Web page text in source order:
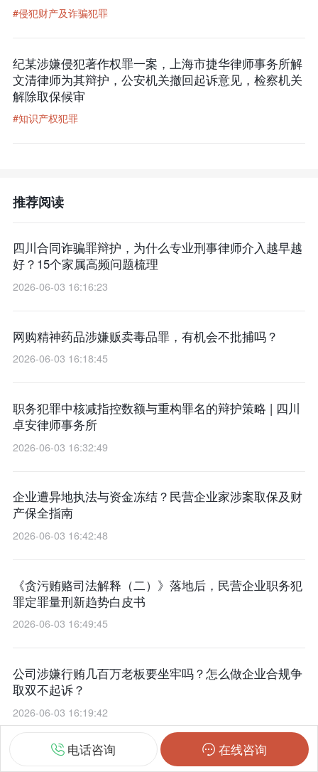
电话咨询 在线咨询
#侵犯财产及诈骗犯罪
纪某涉嫌侵犯著作权罪一案，上海市捷华律师事务所解
文清律师为其辩护，公安机关撤回起诉意见，检察机关
解除取保候审
#知识产权犯罪
推荐阅读
四川合同诈骗罪辩护，为什么专业刑事律师介入越早越
好？15个家属高频问题梳理
2026-06-03 16:16:23
网购精神药品涉嫌贩卖毒品罪，有机会不批捕吗？
2026-06-03 16:18:45
职务犯罪中核减指控数额与重构罪名的辩护策略 | 四川
卓安律师事务所
2026-06-03 16:32:49
企业遭异地执法与资金冻结？民营企业家涉案取保及财
产保全指南
2026-06-03 16:42:48
《贪污贿赂司法解释（二）》落地后，民营企业职务犯
罪定罪量刑新趋势白皮书
2026-06-03 16:49:45
公司涉嫌行贿几百万老板要坐牢吗？怎么做企业合规争
取双不起诉？
2026-06-03 16:19:42
个人和公司名义都送了钱算数罪并罚吗？两罪并罚怎么